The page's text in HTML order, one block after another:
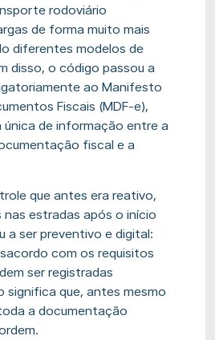
rodoviário
de forma muito mais
diferentes modelos de
disso, o código passou a
ao Manifesto
Fiscais (MDF-e),
única de informação entre a
fiscal e a
que antes era reativo,
estradas após o início
a ser preventivo e digital:
com os requisitos
ser registradas
significa que, antes mesmo
a documentação